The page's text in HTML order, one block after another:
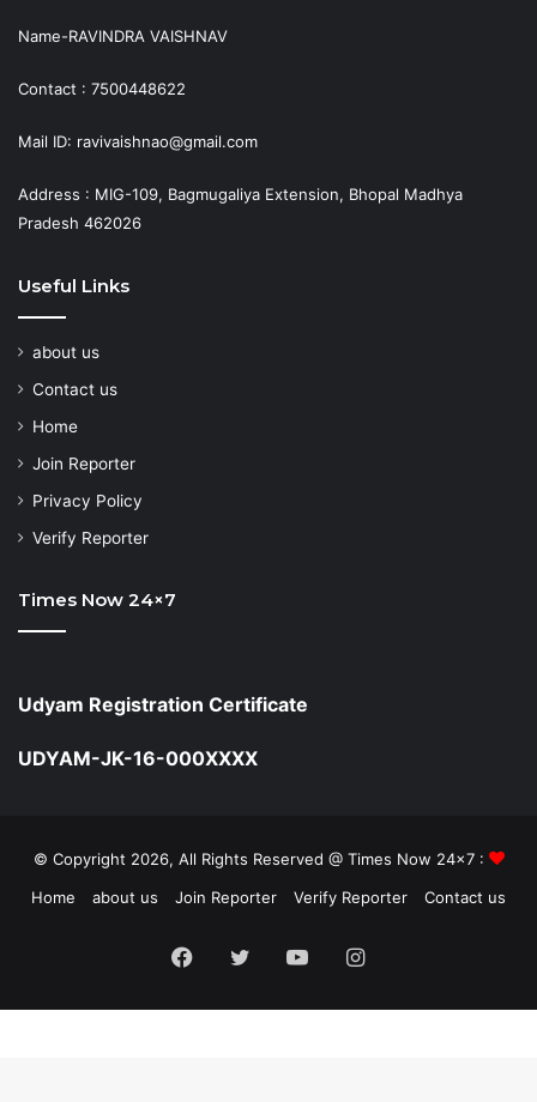
Name-RAVINDRA VAISHNAV
Contact : 7500448622
Mail ID: ravivaishnao@gmail.com
Address : MIG-109, Bagmugaliya Extension, Bhopal Madhya
Pradesh 462026
Useful Links
about us
Contact us
Home
Join Reporter
Privacy Policy
Verify Reporter
Times Now 24×7
Udyam Registration Certificate
UDYAM-JK-16-000XXXX
© Copyright 2026, All Rights Reserved @ Times Now 24x7 :
Home
about us Join Reporter Verify Reporter Contact us
Facebook
TwitterYouTubeInstagram